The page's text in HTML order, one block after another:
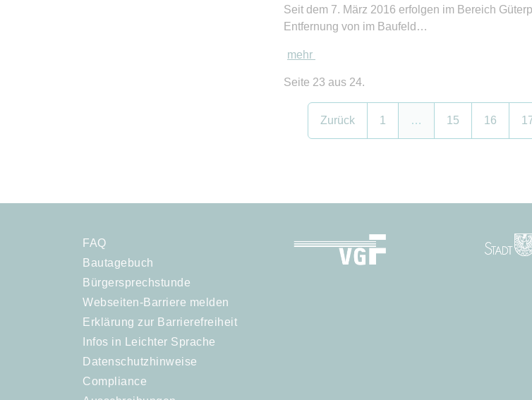
Seit dem 7. März 2016 erfolgen im Bereich
Entfernung von im Baufeld…
mehr
Seite 23 aus 24.
Zurück 1 … 15 16
FAQ
Bautagebuch
Bürgersprechstunde
Webseiten-Barriere melden
Erklärung zur Barrierefreiheit
Infos in Leichter Sprache
Datenschutzhinweise
Compliance